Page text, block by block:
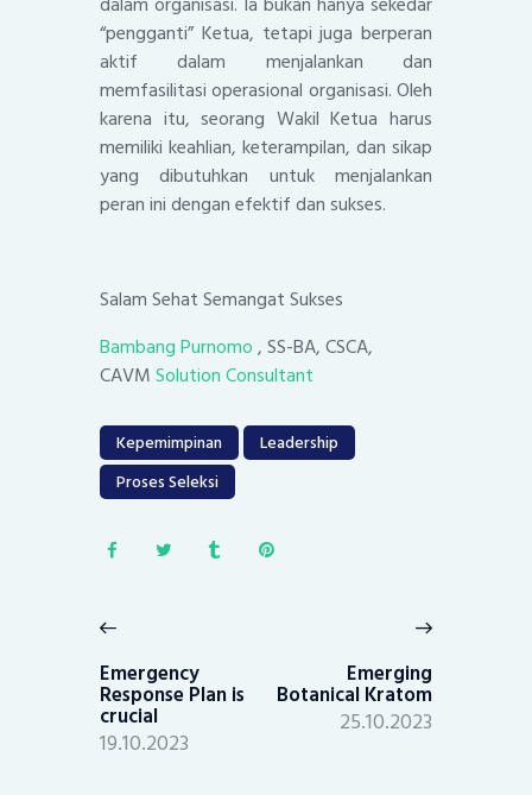
“pengganti” Ketua, tetapi juga berperan
aktif dalam menjalankan dan
memfasilitasi operasional organisasi. Oleh
karena itu, seorang Wakil Ketua harus
memiliki keahlian, keterampilan, dan sikap
yang dibutuhkan untuk menjalankan
peran ini dengan efektif dan sukses.
Salam Sehat Semangat Sukses
Bambang Purnomo, SS-BA, CSCA,
CAVMSolution Consultant
Kepemimpinan
Leadership
Proses Seleksi
navigation
post:
Emergency
Response Plan is
crucial
19.10.2023
Emerging
Botanical Kratom
25.10.2023